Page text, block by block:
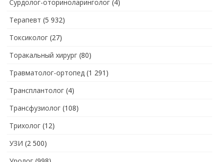
Сурдолог-оториноларинголог (4)
Терапевт (5 932)
Токсиколог (27)
Торакальный хирург (80)
Травматолог-ортопед (1 291)
Трансплантолог (4)
Трансфузиолог (108)
Трихолог (12)
УЗИ (2 500)